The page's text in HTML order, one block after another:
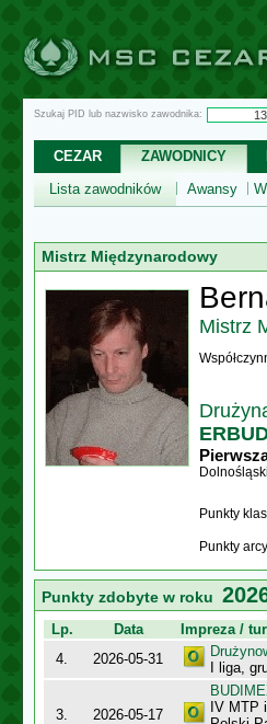
Szukaj PID lub nazwisko zawodnika:
CEZAR ZAWODNICY
Lista zawodników
Awansy
Mistrz Międzynarodowy
Mistrz
Punkty
Punkty
Punkty zdobyte w roku
Lp.
Data
Impreza /
4.
2026-05-31
I liga,
3. 2026-05-17
IV MTP